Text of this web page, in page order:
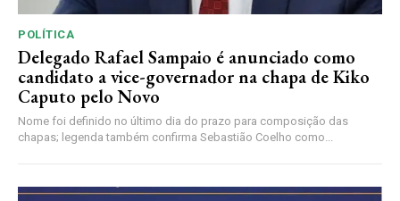
POLÍTICA
Delegado Rafael Sampaio é anunciado como
candidato a vice-governador na chapa de Kiko
Caputo pelo Novo
Nome foi definido no último dia do prazo para composição das
chapas; legenda também confirma Sebastião Coelho como...